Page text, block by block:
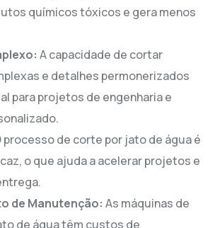
químicos tóxicos e gera menos
A capacidade de cortar
e detalhes permonerizados
para projetos de engenharia e
processo de corte por jato de água é
o que ajuda a acelerar projetos e
de Manutenção: As máquinas de
de água têm custos de